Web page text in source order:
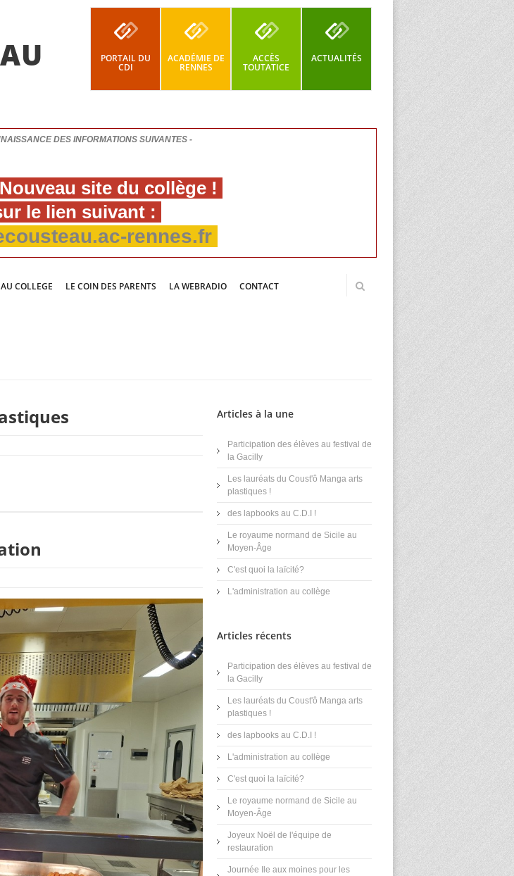
PORTAIL DU
CDI
ACADÉMIE DE
RENNES
ACCÈS
TOUTATICE
ACTUALITÉS
DES INFORMATIONS SUIVANTES -
site du collège !
le lien suivant :
rennes.fr
COLLEGE LE COIN DES PARENTS LA WEBRADIO CONTACT
Articles à la une
Participation des élèves au festival de
la Gacilly
Les lauréats du Coust'ô Manga arts
plastiques !
des lapbooks au C.D.I !
Le royaume normand de Sicile au
Moyen-Âge
C'est quoi la laïcité?
L'administration au collège
Articles récents
Participation des élèves au festival de
la Gacilly
Les lauréats du Coust'ô Manga arts
plastiques !
des lapbooks au C.D.I !
L'administration au collège
C'est quoi la laïcité?
Le royaume normand de Sicile au
Moyen-Âge
Joyeux Noël de l'équipe de
restauration
Journée Ile aux moines pour les